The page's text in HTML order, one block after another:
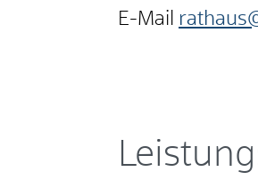
E-Mail